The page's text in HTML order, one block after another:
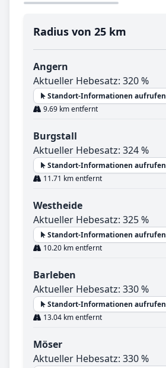
Radius von 25 km
Angern
Aktueller Hebesatz: 320 %
Standort-Informationen aufrufen
9.69 km entfernt
Burgstall
Aktueller Hebesatz: 324 %
Standort-Informationen aufrufen
11.71 km entfernt
Westheide
Aktueller Hebesatz: 325 %
Standort-Informationen aufrufen
10.20 km entfernt
Barleben
Aktueller Hebesatz: 330 %
Standort-Informationen aufrufen
13.04 km entfernt
Möser
Aktueller Hebesatz: 330 %